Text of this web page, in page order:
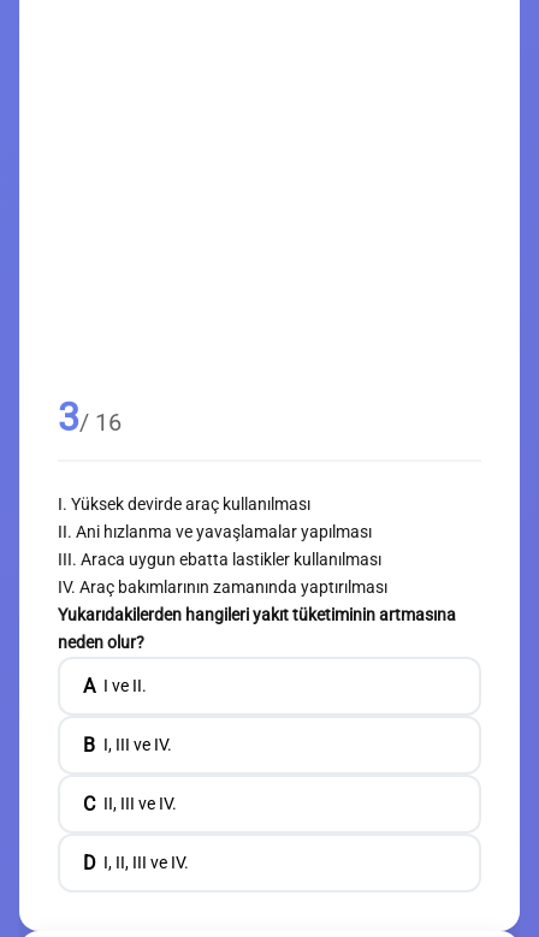
3/ 16
I. Yüksek devirde araç kullanılması
II. Ani hızlanma ve yavaşlamalar yapılması
III. Araca uygun ebatta lastikler kullanılması
IV. Araç bakımlarının zamanında yaptırılması
Yukarıdakilerden hangileri yakıt tüketiminin artmasına
neden olur?
A I ve II.
B I, III ve IV.
C II, III ve IV.
D I, II, III ve IV.